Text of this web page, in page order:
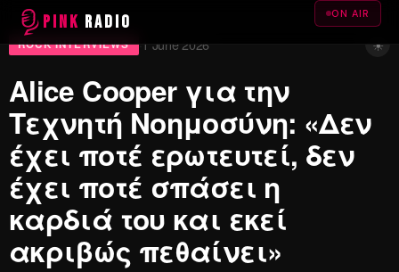
PINK RADIO ON AIR
ROCK INTERVIEWS ·1 June 2026 ☀
Alice Cooper για την
Τεχνητή Νοημοσύνη: «Δεν
έχει ποτέ ερωτευτεί, δεν
έχει ποτέ σπάσει η
καρδιά του και εκεί
ακριβώς πεθαίνει»